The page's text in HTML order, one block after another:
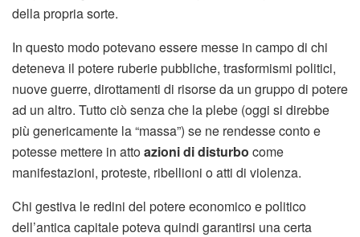
della propria sorte.
In questo modo potevano essere messe in campo di chi
deteneva il potere ruberie pubbliche, trasformismi politici,
nuove guerre, dirottamenti di risorse da un gruppo di potere
ad un altro. Tutto ciò senza che la plebe (oggi si direbbe
più genericamente la “massa”) se ne rendesse conto e
potesse mettere in attoazioni di disturbo come
manifestazioni, proteste, ribellioni o atti di violenza.
Chi gestiva le redini del potere economico e politico
dell’antica capitale poteva quindi garantirsi una certa